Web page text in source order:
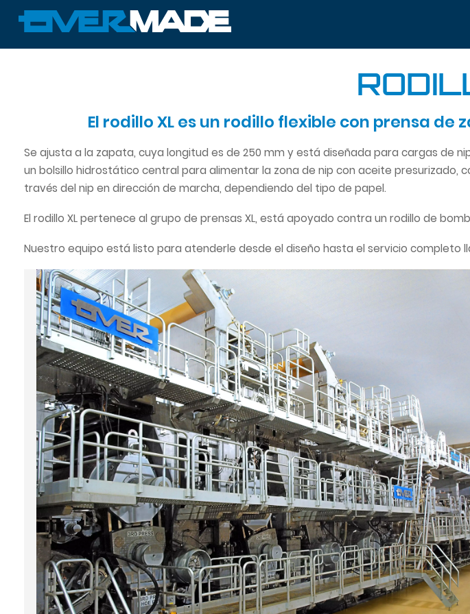
El rodillo XL es un rodillo flexible con prensa
Se ajusta a la zapata, cuya longitud es de 250 mm y está diseñada para cargas de
un bolsillo hidrostático central para alimentar la zona de nip con aceite
través del nip en dirección de marcha, dependiendo del tipo de papel.
El rodillo XL pertenece al grupo de prensas XL, está apoyado contra un rodillo de
Nuestro equipo está listo para atenderle desde el diseño hasta el servicio completo